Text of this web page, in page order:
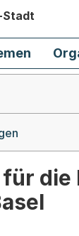
Stadt
die